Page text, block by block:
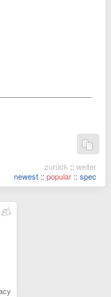
zurück :: weiter
newest :: popular :: spec